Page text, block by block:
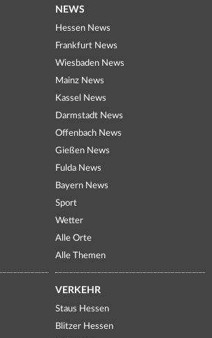
NEWS
Hessen News
Frankfurt News
Wiesbaden News
Mainz News
Kassel News
Darmstadt News
Offenbach News
Gießen News
Fulda News
Bayern News
Sport
Wetter
Alle Orte
Alle Themen
VERKEHR
Staus Hessen
Blitzer Hessen